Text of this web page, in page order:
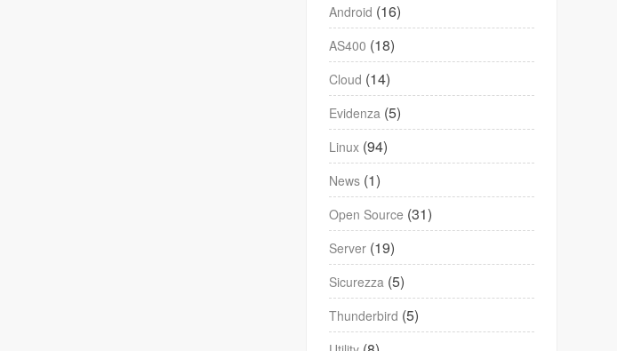
Android (16)
AS400 (18)
Cloud (14)
Evidenza (5)
Linux (94)
News (1)
Open Source (31)
Server (19)
Sicurezza (5)
Thunderbird (5)